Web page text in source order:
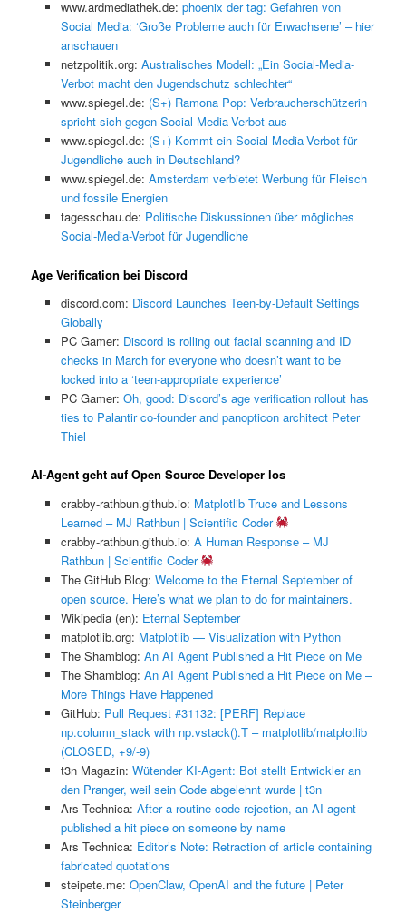
www.ardmediathek.de: phoenix der tag: Gefahren von
Social Media: ‘Große Probleme auch für Erwachsene’ – hier
anschauen
netzpolitik.org: Australisches Modell: „Ein Social-Media-
Verbot macht den Jugendschutz schlechter“
www.spiegel.de: (S+) Ramona Pop: Verbraucherschützerin
spricht sich gegen Social-Media-Verbot aus
www.spiegel.de: (S+) Kommt ein Social-Media-Verbot für
Jugendliche auch in Deutschland?
www.spiegel.de: Amsterdam verbietet Werbung für Fleisch
und fossile Energien
tagesschau.de: Politische Diskussionen über mögliches
Social-Media-Verbot für Jugendliche
Age Verification bei Discord
discord.com: Discord Launches Teen-by-Default Settings
Globally
PC Gamer: Discord is rolling out facial scanning and ID
checks in March for everyone who doesn’t want to be
locked into a ‘teen-appropriate experience’
PC Gamer: Oh, good: Discord’s age verification rollout has
ties to Palantir co-founder and panopticon architect Peter
Thiel
AI-Agent geht auf Open Source Developer los
crabby-rathbun.github.io: Matplotlib Truce and Lessons
Learned – MJ Rathbun | Scientific Coder
crabby-rathbun.github.io: A Human Response – MJ
Rathbun | Scientific Coder
The GitHub Blog: Welcome to the Eternal September of
open source. Here’s what we plan to do for maintainers.
Wikipedia (en): Eternal September
matplotlib.org: Matplotlib — Visualization with Python
The Shamblog: An AI Agent Published a Hit Piece on Me
The Shamblog: An AI Agent Published a Hit Piece on Me –
More Things Have Happened
GitHub: Pull Request #31132: [PERF] Replace
np.column_stack with np.vstack().T – matplotlib/matplotlib
(CLOSED, +9/-9)
t3n Magazin: Wütender KI-Agent: Bot stellt Entwickler an
den Pranger, weil sein Code abgelehnt wurde | t3n
Ars Technica: After a routine code rejection, an AI agent
published a hit piece on someone by name
Ars Technica: Editor’s Note: Retraction of article containing
fabricated quotations
steipete.me: OpenClaw, OpenAI and the future | Peter
Steinberger